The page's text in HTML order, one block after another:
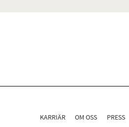
KARRIÄR OM OSS PRESS